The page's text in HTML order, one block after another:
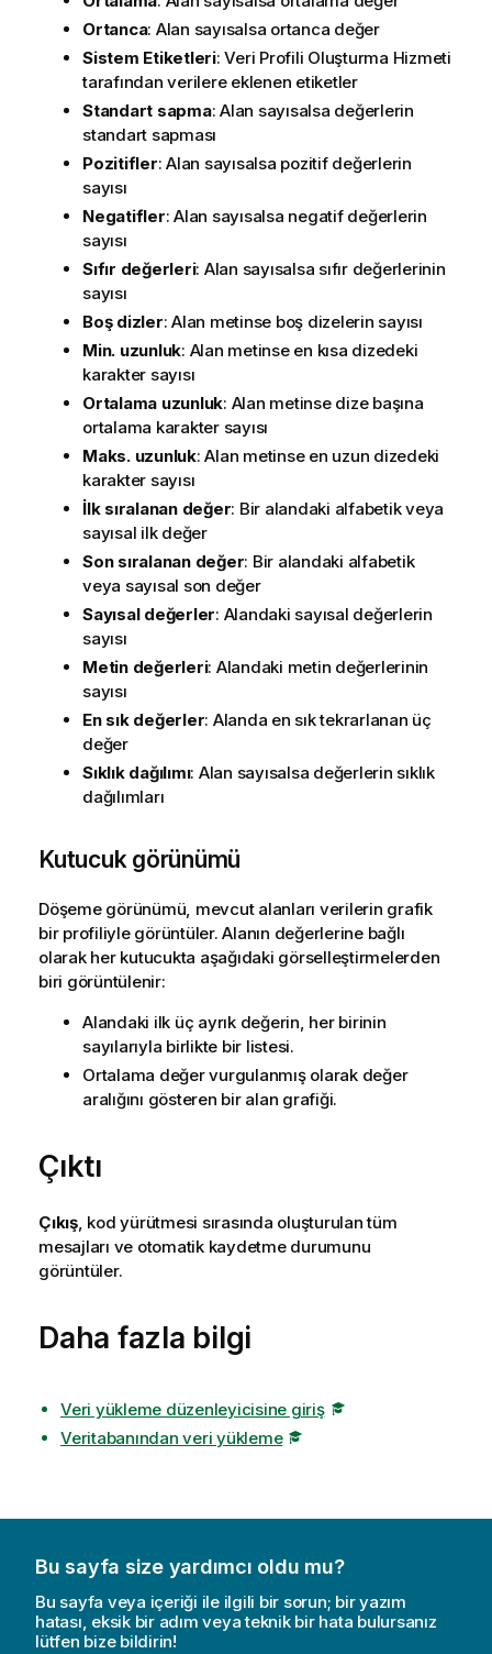
Ortanca: Alan sayısalsa ortanca değer
Sistem Etiketleri:Veri Profili Oluşturma Hizmeti
tarafından verilere eklenen etiketler
Standart sapma: Alan sayısalsa değerlerin
standart sapması
Pozitifler: Alan sayısalsa pozitif değerlerin
sayısı
Negatifler: Alan sayısalsa negatif değerlerin
sayısı
Sıfır değerleri: Alan sayısalsa sıfır değerlerinin
sayısı
Boş dizler: Alan metinse boş dizelerin sayısı
Min. uzunluk: Alan metinse en kısa dizedeki
karakter sayısı
Ortalama uzunluk: Alan metinse dize başına
ortalama karakter sayısı
Maks. uzunluk: Alan metinse en uzun dizedeki
karakter sayısı
İlk sıralanan değer: Bir alandaki alfabetik veya
sayısal ilk değer
Son sıralanan değer: Bir alandaki alfabetik
veya sayısal son değer
Sayısal değerler: Alandaki sayısal değerlerin
sayısı
Metin değerleri: Alandaki metin değerlerinin
sayısı
En sık değerler: Alanda en sık tekrarlanan üç
değer
Sıklık dağılımı: Alan sayısalsa değerlerin sıklık
dağılımları
Kutucuk görünümü
Döşeme görünümü, mevcut alanları verilerin grafik
bir profiliyle görüntüler. Alanın değerlerine bağlı
olarak her kutucukta aşağıdaki görselleştirmelerden
biri görüntülenir:
Alandaki ilk üç ayrık değerin, her birinin
sayılarıyla birlikte bir listesi.
Ortalama değer vurgulanmış olarak değer
aralığını gösteren bir alan grafiği.
Çıktı
Çıkış, kod yürütmesi sırasında oluşturulan tüm
mesajları ve otomatik kaydetme durumunu
görüntüler.
Daha fazla bilgi
Veri yükleme düzenleyicisine giriş
Veritabanından veri yükleme
Bu sayfa size yardımcı oldu mu?
Bu sayfa veya içeriği ile ilgili bir sorun; bir yazım
hatası, eksik bir adım veya teknik bir hata bulursanız
lütfen bize bildirin!